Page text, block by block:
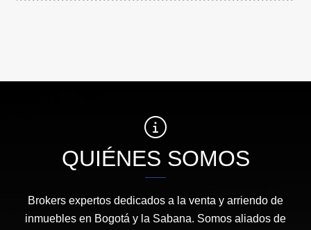
QUIÉNES SOMOS
Brokers expertos dedicados a la venta y arriendo de
inmuebles en Bogotá y la Sabana. Somos aliados de